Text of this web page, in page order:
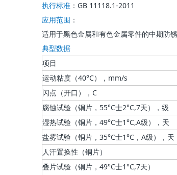
执行标准 ：GB 11118.1-2011
应用范围 ：
适用于黑色金属和有色金属零件的中期防锈
典型数据
项目
运动粘度（40°C），mm/s
闪点（开口），C
腐蚀试验（铜片，55°C士2°C,7天），
湿热试验（铜片，49°C士1°C,A级），
盐雾试验（铜片，35°C士1°C，A级）
人汗置换性（铜片）
叠片试验（铜片，49°C士1°C,7天）